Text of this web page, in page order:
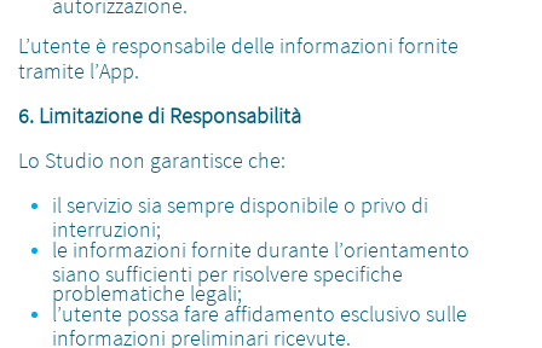
L’utente è responsabile delle informazioni fornite
tramite l’App.
6. Limitazione di Responsabilità
Lo Studio non garantisce che:
il servizio sia sempre disponibile o privo di
interruzioni;
le informazioni fornite durante l’orientamento
siano sufficienti per risolvere specifiche
problematiche legali;
l’utente possa fare affidamento esclusivo sulle
informazioni preliminari ricevute.